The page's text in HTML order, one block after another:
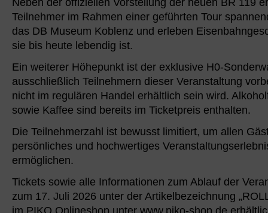
Neben der offiziellen Vorstellung der neuen BR 119
Teilnehmer im Rahmen einer geführten Tour
das DB Museum Koblenz und erleben
sie bis heute lebendig ist.
Ein weiterer Höhepunkt ist der exklusive H0-
ausschließlich Teilnehmern dieser Veranstaltung
nicht im regulären Handel erhältlich sein wird.
sowie Kaffee sind bereits im Ticketpreis enthalten.
Die Teilnehmerzahl ist bewusst limitiert, um allen
persönliches und hochwertiges
ermöglichen.
Tickets sowie alle Informationen zum Ablauf der
zum 17. Juli 2026 unter der Artikelbezeichnung
im PIKO Onlineshop unter www.piko-shop.de